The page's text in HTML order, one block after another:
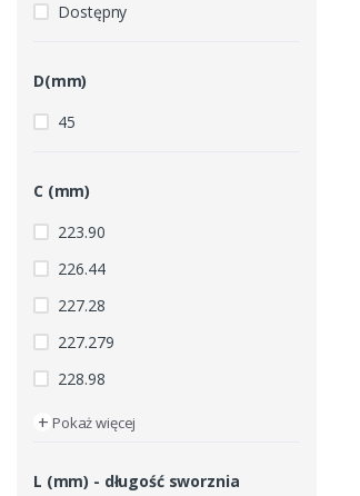
Dostępny
D(mm)
45
C (mm)
223.90
226.44
227.28
227.279
228.98
+ Pokaż więcej
L (mm) - długość sworznia